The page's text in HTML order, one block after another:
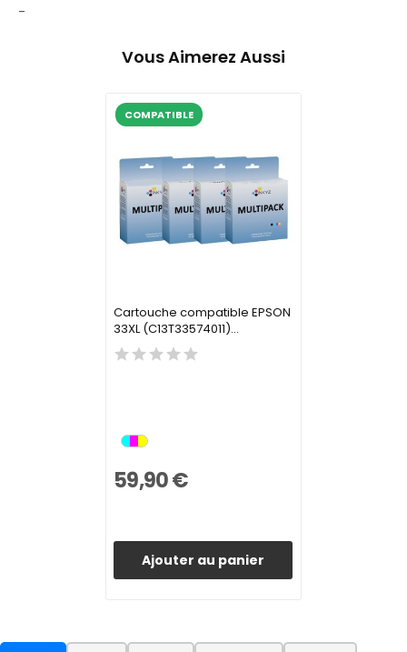
-
Vous Aimerez Aussi
COMPATIBLE
Cartouche compatible EPSON
33XL (C13T33574011)...
59,90 €
Ajouter au panier